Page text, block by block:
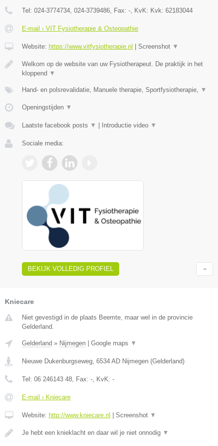
Tel: 024-3774734, 024-3739486 , Fax: - , KvK: Kvk: 62183044
E-mail › VIT Fysiotherapie & Osteopathie
Website: https://www.vitfysiotherapie.nl Screenshot ▼
Welkom op de website van uw Fysiotherapeut. De praktijk in het
kloppend ▼
Hand- en polsrevalidatie, Manuele therapie, Sportfysiotherapie, ▼
Openingstijden ▼
Laatste facebook posts ▼ Introductie video ▼
Sociale media:
BEKIJK VOLLEDIG PROFIEL
Kniecare
Niet gevestigd in de plaats Beemte, maar wel in de provincie
Gelderland.
Gelderland » Nijmegen | Google maps ▼
Nieuwe Dukenburgseweg 6534 AD Nijmegen (Gelderland)
Tel: 06 246143 48 , Fax: - , KvK: -
E-mail › Kniecare
Website: http://www.kniecare.nl | Screenshot ▼
Je hebt een knieklacht en daar wil je niet onnodig ▼